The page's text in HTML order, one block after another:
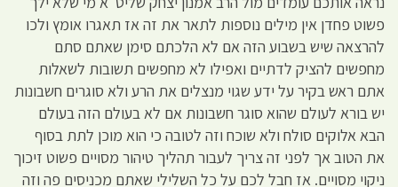
פשוט פחדן אין מילים נוספות לתאר את זה אז תאגרו אומץ ולכו
להרצאה שיש בשבוע הזה אם לא הלכתם סימן שאתם סתם
מחפשים להציק לדתיים ואפילו לא מחפשים תשובות לשאלות
אתם ראש בקיר על ידע שגוי מנצלים את הרע ולא סוגרים חשבונות
יש בורא לעולם שהוא סוגר חשבונות אם לא בעולם הזה בעולם
הבא אלוקים סולח ולא שוכח וזה לטובה כי הוא מוכן לתת בסוף
את הטוב אך לפני זה צריך לעבור תהליך טיהור מסויים פשוט זיכוך
ניקוי מסויים. אז חבל לכם על כל השלילי שאתם מכניסים פה וזה